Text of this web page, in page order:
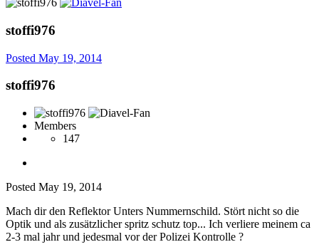
stoffi976
Posted May 19, 2014
stoffi976
Members
147
Posted May 19, 2014
Mach dir den Reflektor Unters Nummernschild. Stört nicht so die
Optik und als zusätzlicher spritz schutz top... Ich verliere meinem ca
2-3 mal jahr und jedesmal vor der Polizei Kontrolle ?